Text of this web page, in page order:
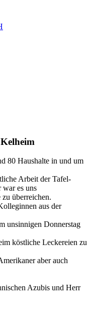
80 Haushalte in und um
Arbeit der Tafel-
war es uns
überreichen.
aus der
unsinnigen Donnerstag
köstliche Leckereien zu
aber auch
Azubis und Herr